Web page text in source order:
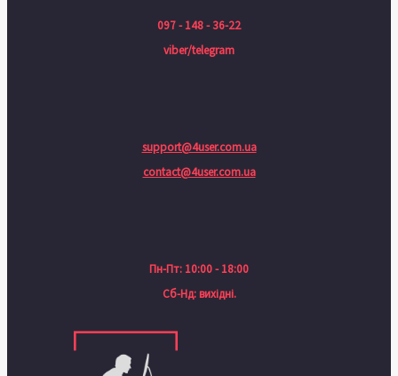
097 - 148 - 36-22
viber/telegram
support@4user.com.ua
contact@4user.com.ua
Пн-Пт: 10:00 - 18:00
Сб-Нд: вихідні.